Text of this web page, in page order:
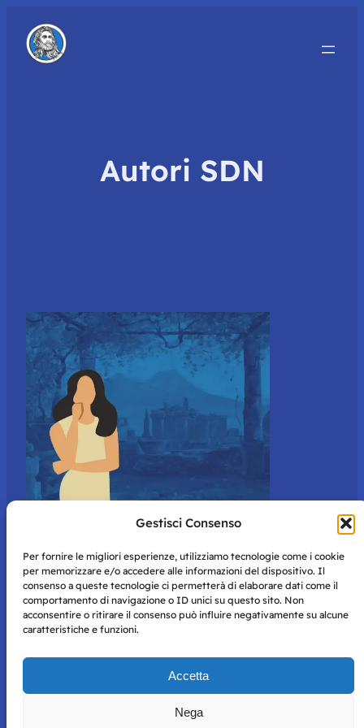
Gestisci Consenso
Per fornire le migliori esperienze, utilizziamo tecnologie come i cookie
per memorizzare e/o accedere alle informazioni del dispositivo. Il
consenso a queste tecnologie ci permetterà di elaborare dati come il
comportamento di navigazione o ID unici su questo sito. Non
acconsentire o ritirare il consenso può influire negativamente su alcune
caratteristiche e funzioni.
Accetta
Nega
Autori SDN
Storie di Napoli è una testata registrata presso il tribunale di
per mero scopo didattico e informativo.